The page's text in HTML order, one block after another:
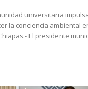
universitaria
la conciencia ambiental
Chiapas.- El presidente